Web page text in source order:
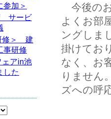
今後の
よくお部
ングしま
掛けてお
なく、お
りません
ズへの呼
参加＞
サービ
修＞ 建
事研修
ェアin池
した